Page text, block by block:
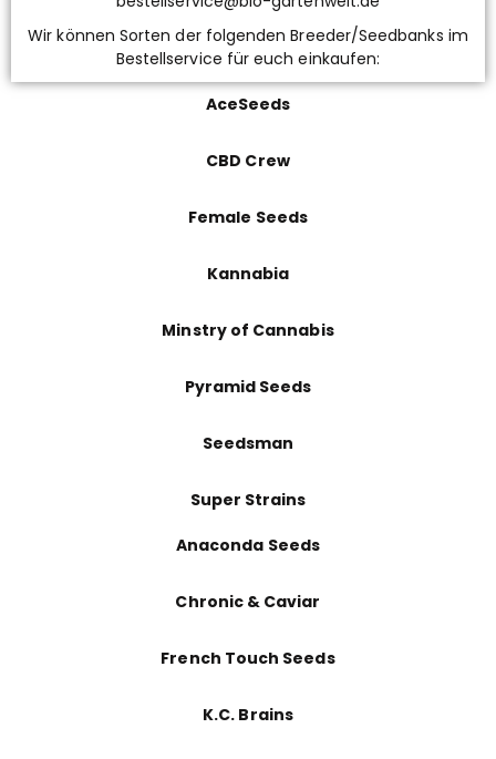
Wir können Sorten der folgenden Breeder/Seedbanks im
Bestellservice für euch einkaufen:
AceSeeds
CBD Crew
Female Seeds
Kannabia
Minstry of Cannabis
Pyramid Seeds
Seedsman
Super Strains
Anaconda Seeds
Chronic & Caviar
French Touch Seeds
K.C. Brains